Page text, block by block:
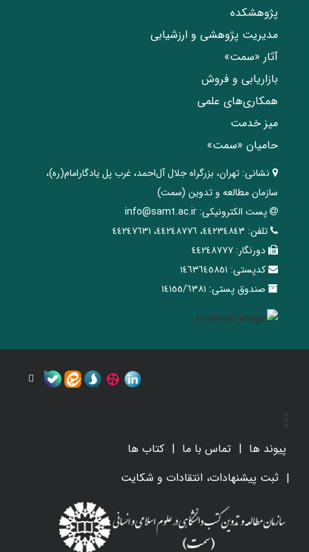
پژوهشکده
مدیریت پژوهشی و ارزشیابی
آثار «سمت»
بازاریابی و فروش
همکاری‌های علمی
میز خدمت
حامیان «سمت»
نشانی: تهران، ‌بزرگراه ‌جلال آل‌احمد، غرب پل يادگار‌امام(ره)‌،
سازمان مطالعه و تدوین‌ (سمت)
پست الکترونیکی: info@samt.ac.ir
تلفن: ٤٤٢٣٤٨٤٣، ٤٤٢٤٨٧٧٦، ٤٤٢٤٧٦٣١
دورنگار: ٤٤٢٤٨٧٧٧
کدپستی: ١٤٦٣٦٤٥٨٥١
صندوق پستی: ١٤١٥٥/٦٣٨١
پیوند ها تماس با ما
کتاب ها
ثبت پیشنهادات، انتقادات و شکایت